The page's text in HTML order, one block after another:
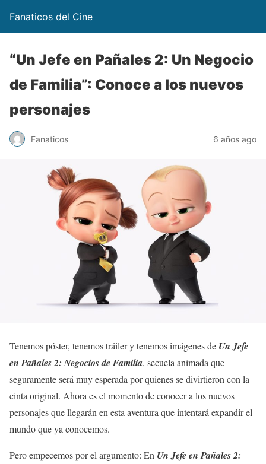
Fanaticos del Cine
“Un Jefe en Pañales 2: Un Negocio
de Familia”: Conoce a los nuevos
personajes
Fanaticos 6 años ago
Tenemos póster, tenemos tráiler y tenemos imágenes de Un Jefe
en Pañales 2: Negocios de Familia, secuela animada que
seguramente será muy esperada por quienes se divirtieron con la
cinta original. Ahora es el momento de conocer a los nuevos
personajes que llegarán en esta aventura que intentará expandir el
mundo que ya conocemos.
Pero empecemos por el argumento: En Un Jefe en Pañales 2: